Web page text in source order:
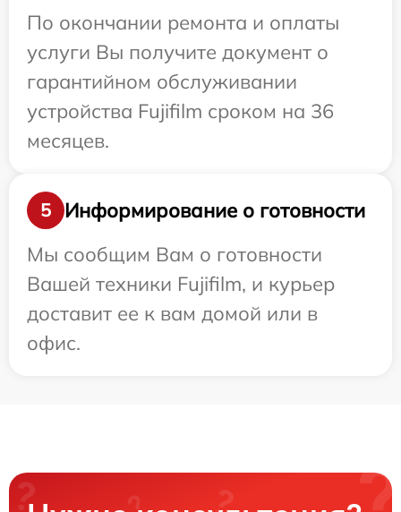
По окончании ремонта и оплаты
услуги Вы получите документ о
гарантийном обслуживании
устройства Fujifilm сроком на 36
месяцев.
5
Информирование о готовности
Мы сообщим Вам о готовности
Вашей техники Fujifilm, и курьер
доставит ее к вам домой или в
офис.